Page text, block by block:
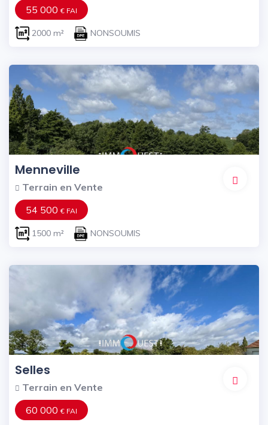
55 000€ FAI
2000 m² NONSOUMIS
Menneville
Terrain en Vente
54 500€ FAI
1500 m² NONSOUMIS
Selles
Terrain en Vente
60 000€ FAI